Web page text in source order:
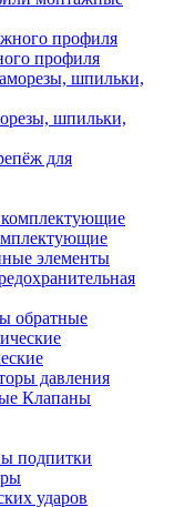
профиля
шпильки,
для
элементы
обратные
давления
Клапаны
подпитки